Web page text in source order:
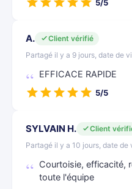
5/5
A.
Client vérifié
Partagé il y a 9 jours, date de
EFFICACE RAPIDE
5/5
SYLVAIN H.
Client
Partagé il y a 10 jours, date
Courtoisie, efficacité,
toute l'équipe